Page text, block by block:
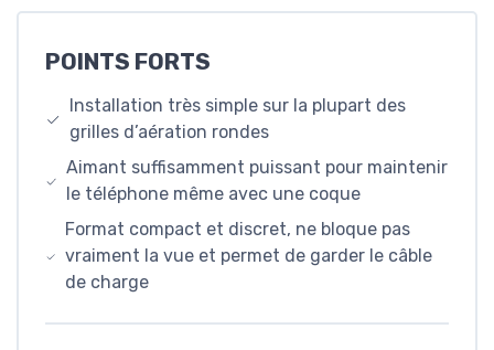
POINTS FORTS
Installation très simple sur la plupart des
grilles d’aération rondes
Aimant suffisamment puissant pour maintenir
le téléphone même avec une coque
Format compact et discret, ne bloque pas
vraiment la vue et permet de garder le câble
de charge